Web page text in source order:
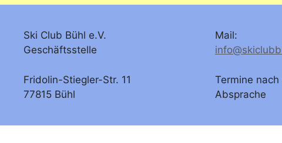
Ski Club Bühl e.V.
Geschäftsstelle
Fridolin-Stiegler-Str. 11
77815 Bühl
Mail:
Termine
Absprache